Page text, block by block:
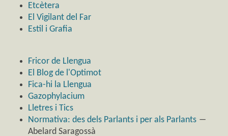
Etcètera
El Vigilant del Far
Estil i Grafia
Fricor de Llengua
El Blog de l'Optimot
Fica-hi la Llengua
Gazophylacium
Lletres i Tics
Normativa: des dels Parlants i per als Parlants ―
Abelard Saragossà